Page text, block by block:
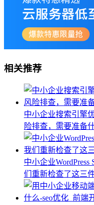
相关推荐
中小企业搜索引擎
险排查，需要准备
中小企业
们重新检查了这三